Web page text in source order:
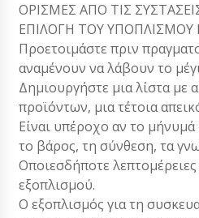
ΟΡΙΣΜΕΣ ΑΠΟ ΤΙΣ
ΕΠΙΛΟΓΗ ΤΟΥ
Προετοιμάστε πριν
αναμένουν να λάβουν το
Δημιουργήστε μια λίστα με
προϊόντων, μια τέτοια
Είναι υπέροχο αν το μήνυμά
το βάρος, τη σύνθεση, τα
Οποιεσδήποτε
εξοπλισμού.
Ο εξοπλισμός για τη